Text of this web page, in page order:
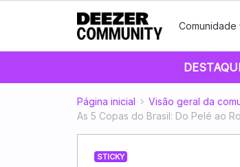
Comunidade
Página inicial Visão geral da
As 5 Copas do Brasil: Do Pelé ao
STICKY